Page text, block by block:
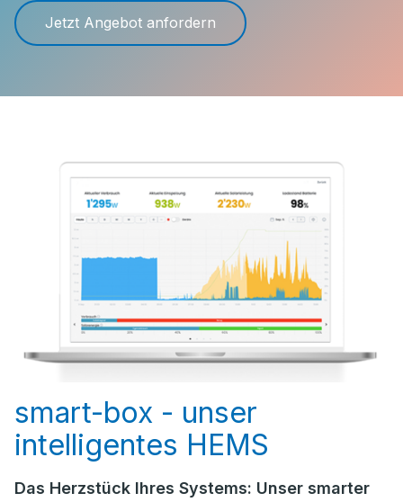
Jetzt Angebot anfordern
smart-box - unser
intelligentes HEMS
Das Herzstück Ihres Systems: Unser smarter